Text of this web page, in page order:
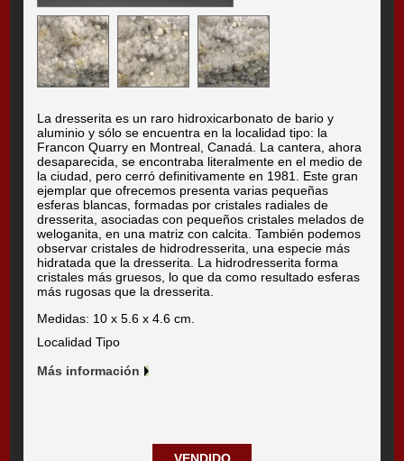
La dresserita es un raro hidroxicarbonato de bario y
aluminio y sólo se encuentra en la localidad tipo: la
Francon Quarry en Montreal, Canadá. La cantera, ahora
desaparecida, se encontraba literalmente en el medio de
la ciudad, pero cerró definitivamente en 1981. Este gran
ejemplar que ofrecemos presenta varias pequeñas
esferas blancas, formadas por cristales radiales de
dresserita, asociadas con pequeños cristales melados de
weloganita, en una matriz con calcita. También podemos
observar cristales de hidrodresserita, una especie más
hidratada que la dresserita. La hidrodresserita forma
cristales más gruesos, lo que da como resultado esferas
más rugosas que la dresserita.
Medidas: 10 x 5.6 x 4.6 cm.
Localidad Tipo
Más información
VENDIDO